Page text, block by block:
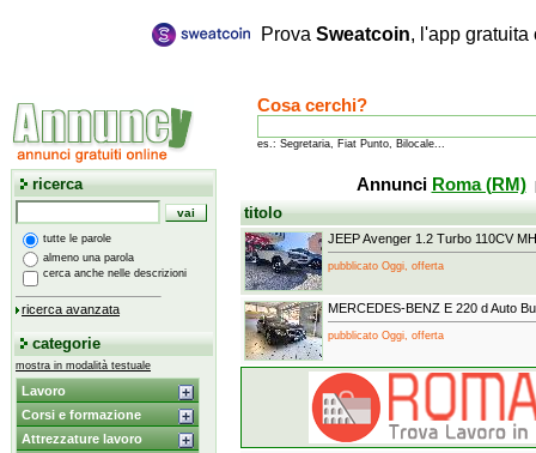
Prova Sweatcoin, l'app
Cosa cerchi?
es.: Segretaria, Fiat Punto, Bilocale...
ricerca
tutte le parole
almeno una parola
cerca anche nelle descrizioni
ricerca avanzata
categorie
mostra in modalità testuale
Lavoro
Corsi e formazione
Attrezzature lavoro
Annunci Roma (RM)
titolo
JEEP Avenger 1.2 Turbo 110CV
pubblicato Oggi, offerta
MERCEDES-BENZ E 220 d Auto
pubblicato Oggi, offerta